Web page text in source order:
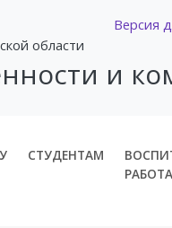
Версия
области
и
СТУДЕНТАМ
РАБОТА